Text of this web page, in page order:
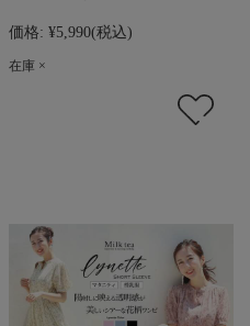
価格: ¥5,990(税込)
在庫 ×